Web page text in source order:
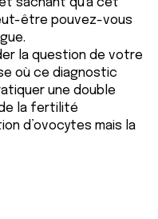
sachant qu'à cet
être pouvez-vous
la question de votre
où ce diagnostic
une double
la fertilité
d’ovocytes mais la